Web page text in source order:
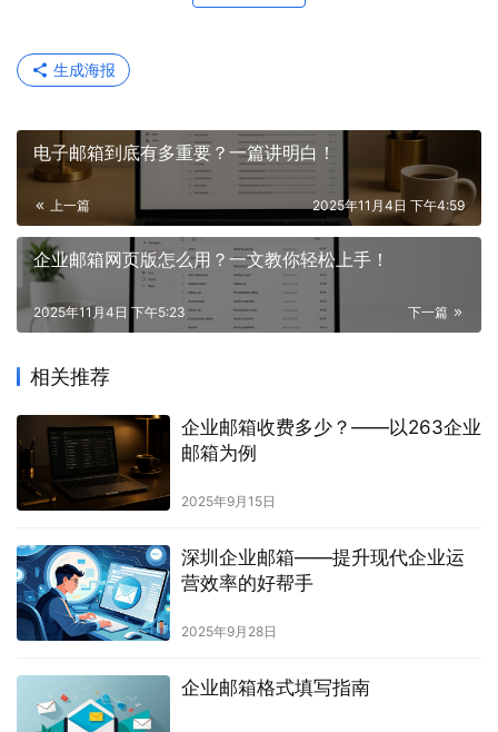
生成海报
电子邮箱到底有多重要？一篇讲明白！
上一篇 2025年11月4日 下午4:59
企业邮箱网页版怎么用？一文教你轻松上手！
下一篇
2025年11月4日 下午5:23
相关推荐
企业邮箱收费多少？——以263企业
邮箱为例
2025年9月15日
深圳企业邮箱——提升现代企业运
营效率的好帮手
2025年9月28日
企业邮箱格式填写指南